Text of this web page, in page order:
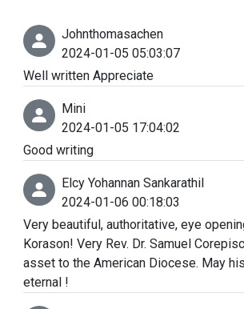
Johnthomasachen
2024-01-05 05:03:07
Well written Appreciate
Mini
2024-01-05 17:04:02
Good writing
Elcy Yohannan Sankarathil
2024-01-06 00:18:03
Very beautiful, authoritative, eye
Korason! Very Rev. Dr. Samuel
asset to the American Diocese. May
eternal !